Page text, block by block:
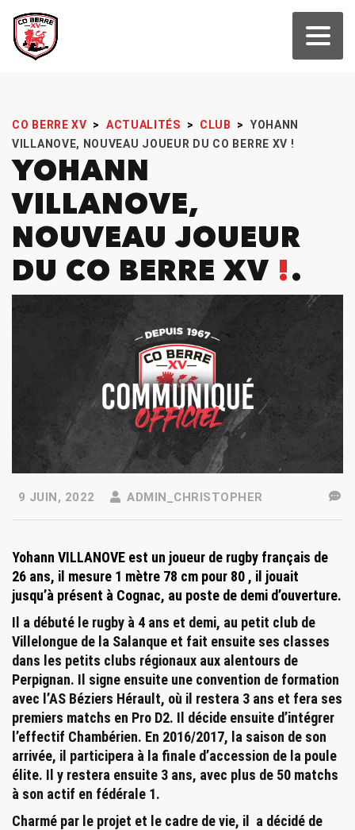
CO BERRE XV > ACTUALITÉS > CLUB >
YOHANN
VILLANOVE, NOUVEAU JOUEUR DU CO BERRE XV !
YOHANN
VILLANOVE,
NOUVEAU JOUEUR
DU CO BERRE XV !
9 JUIN, 2022 ADMIN_CHRISTOPHER
Yohann VILLANOVE est un joueur de rugby français de
26 ans, il mesure 1 mètre 78 cm pour 80 , il jouait
jusqu’à présent à Cognac, au poste de demi d’ouverture.
Il a débuté le rugby à 4 ans et demi, au petit club de
Villelongue de la Salanque et fait ensuite ses classes
dans les petits clubs régionaux aux alentours de
Perpignan. Il signe ensuite une convention de formation
avec l’AS Béziers Hérault, où il restera 3 ans et fera ses
premiers matchs en Pro D2. Il décide ensuite d’intégrer
l’effectif Chambérien. En 2016/2017, la saison de son
arrivée, il participera à la finale d’accession de la poule
élite. Il y restera ensuite 3 ans, avec plus de 50 matchs
à son actif en fédérale 1.
Charmé par le projet et le cadre de vie, il a décidé de